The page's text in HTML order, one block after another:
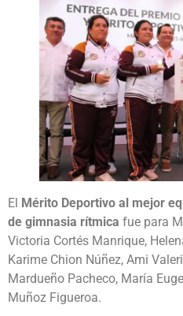
El Mérito Deportivo al mejor
de gimnasia rítmica fue para
Victoria Cortés Manrique,
Karime Chion Núñez, Ami
Mardueño Pacheco, María
Muñoz Figueroa.